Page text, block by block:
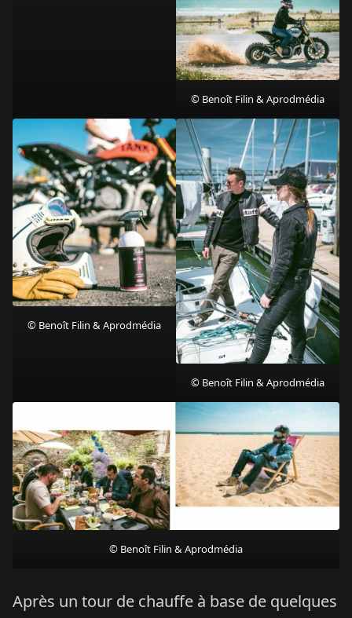
© Benoît Filin & Aprodmédia
© Benoît Filin & Aprodmédia
© Benoît Filin & Aprodmédia
© Benoît Filin & Aprodmédia
Après un tour de chauffe à base de quelques